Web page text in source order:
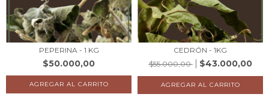
PEPERINA - 1 KG
$50.000,00
CEDRÓN - 1KG
$55.000,00
$43.000,00